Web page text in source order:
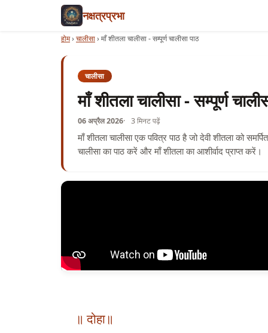
नक्षत्रप्रभा
होम›चालीसा›माँ शीतला चालीसा - सम्पूर्ण चालीसा पाठ
चालीसा
माँ शीतला चालीसा - सम्पूर्ण
06 अप्रैल 2026 3 मिनट पढ़ें
माँ शीतला चालीसा एक पवित्र पाठ है जो देवी शीतला को
चालीसा का पाठ करें और माँ शीतला का आशीर्वाद प्राप्त करें।
॥ दोहा॥